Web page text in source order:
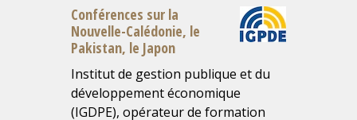
Conférences sur la
Nouvelle-Calédonie, le
Pakistan, le Japon
Institut de gestion publique et du
développement économique
(IGDPE), opérateur de formation